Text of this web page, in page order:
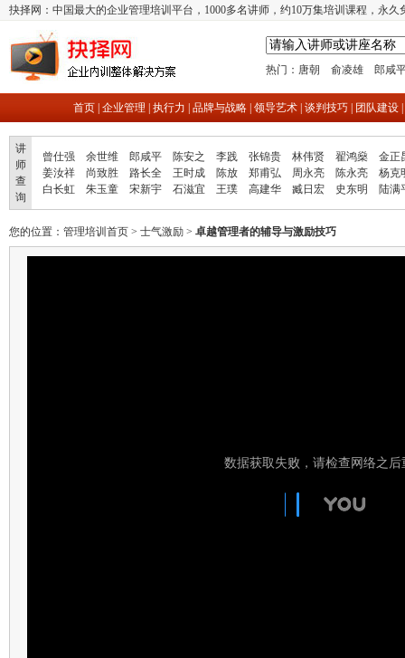
抉择网：中国最大的企业管理培训平台，1000多名讲师，约10万集培训课程，永
热门： 唐朝 俞凌雄 郎咸
首页| 企业管理 执行力 品牌与战略| 领导艺术| 谈判技巧| 团队建设|
讲
师
查
询
曾仕强 余世维 郎咸平 陈安之 李践 张锦贵 林伟贤 翟鸿燊
金正
姜汝祥
尚致胜 路长全 王时成 陈放 郑甫弘 周永亮 陈永亮
杨克
白长虹
朱玉童 宋新宇 石滋宜 王璞 高建华 臧日宏 史东明 陆满
您的位置： 管理培训首页 > 士气激励 > 卓越管理者的辅导与激励技巧